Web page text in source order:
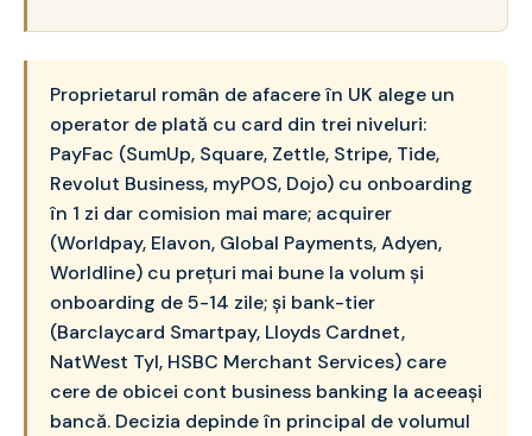
Proprietarul român de afacere în UK alege un
operator de plată cu card din trei niveluri:
PayFac (SumUp, Square, Zettle, Stripe, Tide,
Revolut Business, myPOS, Dojo) cu onboarding
în 1 zi dar comision mai mare; acquirer
(Worldpay, Elavon, Global Payments, Adyen,
Worldline) cu prețuri mai bune la volum și
onboarding de 5-14 zile; și bank-tier
(Barclaycard Smartpay, Lloyds Cardnet,
NatWest Tyl, HSBC Merchant Services) care
cere de obicei cont business banking la aceeași
bancă. Decizia depinde în principal de volumul